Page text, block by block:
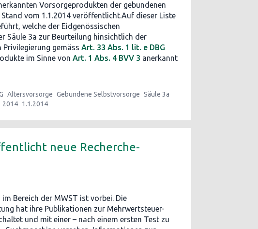
Vorsorgeprodukten der gebundenen
vom 1.1.2014 veröffentlicht.Auf dieser Liste
welche der Eidgenössischen
Säule 3a zur Beurteilung hinsichtlich der
gemäss Art. 33 Abs. 1 lit. e DBG
im Sinne von Art. 1 Abs. 4 BVV 3 anerkannt
Altersvorsorge Gebundene Selbstvorsorge Säule 3a
2014 1.1.2014
neue Recherche-
Bereich der MWST ist vorbei. Die
hat ihre Publikationen zur Mehrwertsteuer-
und mit einer – nach einem ersten Test zu